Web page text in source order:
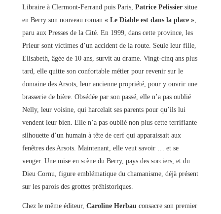
Libraire à Clermont-Ferrand puis Paris, Patrice Pelissier situe
en Berry son nouveau roman « Le Diable est dans la place »,
paru aux Presses de la Cité. En 1999, dans cette province, les
Prieur sont victimes d’un accident de la route. Seule leur fille,
Elisabeth, âgée de 10 ans, survit au drame. Vingt-cinq ans plus
tard, elle quitte son confortable métier pour revenir sur le
domaine des Arsots, leur ancienne propriété, pour y ouvrir une
brasserie de bière. Obsédée par son passé, elle n’a pas oublié
Nelly, leur voisine, qui harcelait ses parents pour qu’ils lui
vendent leur bien. Elle n’a pas oublié non plus cette terrifiante
silhouette d’un humain à tête de cerf qui apparaissait aux
fenêtres des Arsots. Maintenant, elle veut savoir … et se
venger. Une mise en scène du Berry, pays des sorciers, et du
Dieu Cornu, figure emblématique du chamanisme, déjà présent
sur les parois des grottes préhistoriques.
Chez le même éditeur, Caroline Herbau consacre son premier